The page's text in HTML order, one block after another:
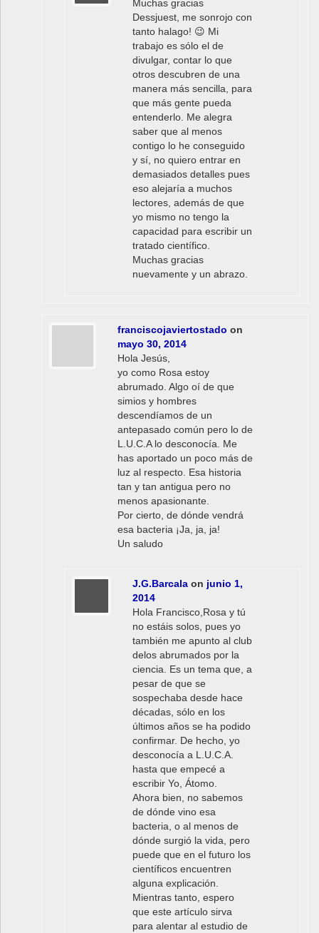
Muchas gracias
Dessjuest, me sonrojo con
tanto halago! 😉 Mi
trabajo es sólo el de
divulgar, contar lo que
otros descubren de una
manera más sencilla, para
que más gente pueda
entenderlo. Me alegra
saber que al menos
contigo lo he conseguido
y sí, no quiero entrar en
demasiados detalles pues
eso alejaría a muchos
lectores, además de que
yo mismo no tengo la
capacidad para escribir un
tratado científico.
Muchas gracias
nuevamente y un abrazo.
franciscojaviertostado on
mayo 30, 2014
Hola Jesús,
yo como Rosa estoy
abrumado. Algo oí de que
simios y hombres
descendíamos de un
antepasado común pero lo de
L.U.C.A lo desconocía. Me
has aportado un poco más de
luz al respecto. Esa historia
tan y tan antigua pero no
menos apasionante.
Por cierto, de dónde vendrá
esa bacteria ¡Ja, ja, ja!
Un saludo
J.G.Barcala on junio 1,
2014
Hola Francisco,Rosa y tú
no estáis solos, pues yo
también me apunto al club
delos abrumados por la
ciencia. Es un tema que, a
pesar de que se
sospechaba desde hace
décadas, sólo en los
últimos años se ha podido
confirmar. De hecho, yo
desconocía a L.U.C.A.
hasta que empecé a
escribir Yo, Átomo.
Ahora bien, no sabemos
de dónde vino esa
bacteria, o al menos de
dónde surgió la vida, pero
puede que en el futuro los
científicos encuentren
alguna explicación.
Mientras tanto, espero
que este artículo sirva
para alentar al estudio de